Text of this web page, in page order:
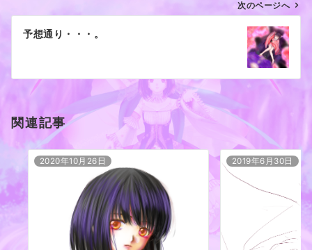
ン
次のページへ
予想通り・・・。
関連記事
2020年10月26日 2019年6月30日